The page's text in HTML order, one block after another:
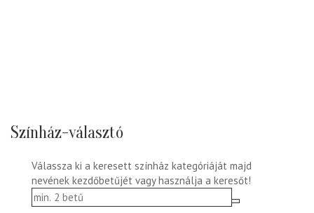
Színház-választó
Válassza ki a keresett színház kategóriáját majd
nevének kezdőbetűjét vagy használja a keresőt!